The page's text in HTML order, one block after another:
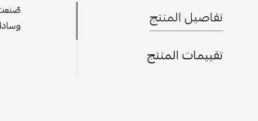
تفاصيل المنتج
تقييمات المنتج